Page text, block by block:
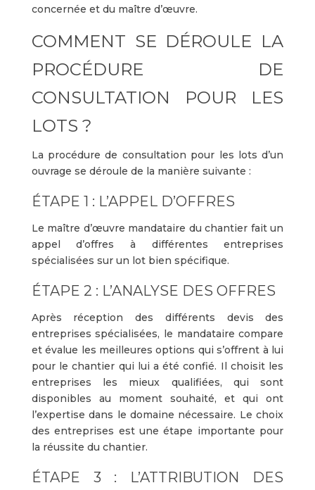
concernée et du maître d’œuvre.
COMMENT SE DÉROULE LA
PROCÉDURE DE
CONSULTATION POUR LES
LOTS ?
La procédure de consultation pour les lots d’un
ouvrage se déroule de la manière suivante :
ÉTAPE 1 : L’APPEL D’OFFRES
Le maître d’œuvre mandataire du chantier fait un
appel d’offres à différentes entreprises
spécialisées sur un lot bien spécifique.
ÉTAPE 2 : L’ANALYSE DES OFFRES
Après réception des différents devis des
entreprises spécialisées, le mandataire compare
et évalue les meilleures options qui s’offrent à lui
pour le chantier qui lui a été confié. Il choisit les
entreprises les mieux qualifiées, qui sont
disponibles au moment souhaité, et qui ont
l’expertise dans le domaine nécessaire. Le choix
des entreprises est une étape importante pour
la réussite du chantier.
ÉTAPE 3 : L’ATTRIBUTION DES